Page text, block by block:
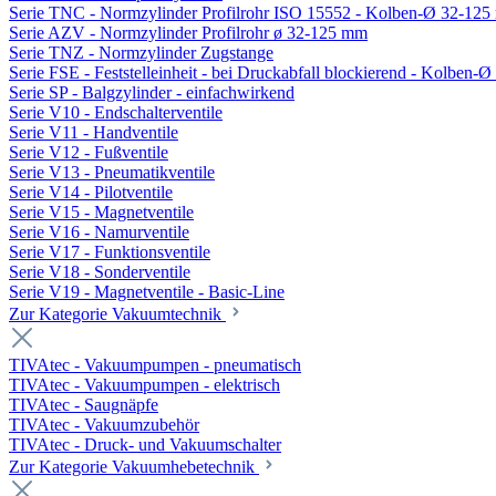
Serie TNC - Normzylinder Profilrohr ISO 15552 - Kolben-Ø 32-125
Serie AZV - Normzylinder Profilrohr ø 32-125 mm
Serie TNZ - Normzylinder Zugstange
Serie FSE - Feststelleinheit - bei Druckabfall blockierend - Kolben-Ø
Serie SP - Balgzylinder - einfachwirkend
Serie V10 - Endschalterventile
Serie V11 - Handventile
Serie V12 - Fußventile
Serie V13 - Pneumatikventile
Serie V14 - Pilotventile
Serie V15 - Magnetventile
Serie V16 - Namurventile
Serie V17 - Funktionsventile
Serie V18 - Sonderventile
Serie V19 - Magnetventile - Basic-Line
Zur Kategorie Vakuumtechnik
TIVAtec - Vakuumpumpen - pneumatisch
TIVAtec - Vakuumpumpen - elektrisch
TIVAtec - Saugnäpfe
TIVAtec - Vakuumzubehör
TIVAtec - Druck- und Vakuumschalter
Zur Kategorie Vakuumhebetechnik